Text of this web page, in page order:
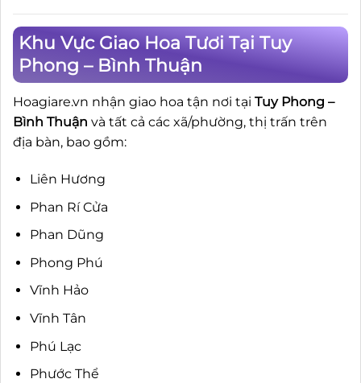
Khu Vực Giao Hoa Tươi Tại Tuy
Phong – Bình Thuận
Hoagiare.vn nhận giao hoa tận nơi tại Tuy Phong –
Bình Thuận và tất cả các xã/phường, thị trấn trên
địa bàn, bao gồm:
Liên Hương
Phan Rí Cửa
Phan Dũng
Phong Phú
Vĩnh Hảo
Vĩnh Tân
Phú Lạc
Phước Thể